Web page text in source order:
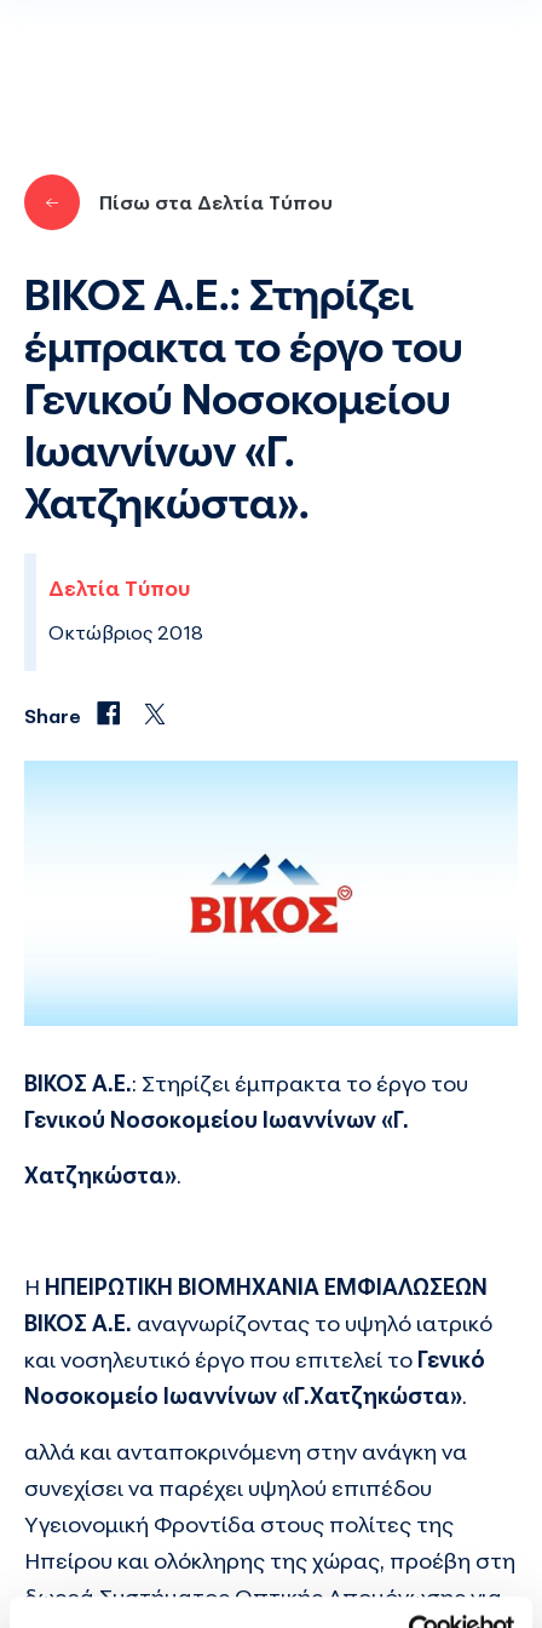
Πίσω στα Δελτία Τύπου
ΒΙΚΟΣ Α.Ε.: Στηρίζει
έμπρακτα το έργο του
Γενικού Νοσοκομείου
Ιωαννίνων «Γ.
Χατζηκώστα».
Δελτία Τύπου
Οκτώβριος 2018
Share
ΒΙΚΟΣ Α.Ε.: Στηρίζει έμπρακτα το έργο του
Γενικού Νοσοκομείου Ιωαννίνων «Γ.
Χατζηκώστα».
Η ΗΠΕΙΡΩΤΙΚΗ ΒΙΟΜΗΧΑΝΙΑ ΕΜΦΙΑΛΩΣΕΩΝ
ΒΙΚΟΣ Α.Ε. αναγνωρίζοντας το υψηλό ιατρικό
και νοσηλευτικό έργο που επιτελεί το Γενικό
Νοσοκομείο Ιωαννίνων «Γ.Χατζηκώστα».
αλλά και ανταποκρινόμενη στην ανάγκη να
συνεχίσει να παρέχει υψηλού επιπέδου
Υγειονομική Φροντίδα στους πολίτες της
Ηπείρου και ολόκληρης της χώρας, προέβη στη
δωρεά Συστήματος Οπτικής Απομόνωσης για